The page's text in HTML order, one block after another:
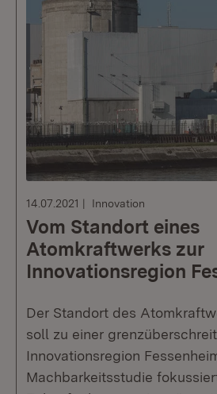
14.07.2021 Innovation
Vom Standort eines
Atomkraftwerks zur
Innovationsregion
Der Standort des
soll zu einer
Innovationsregion
Machbarkeitsstudie